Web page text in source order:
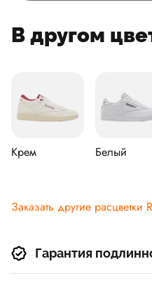
В другом
Крем Белый
Заказать другие расцветки
Гарантия